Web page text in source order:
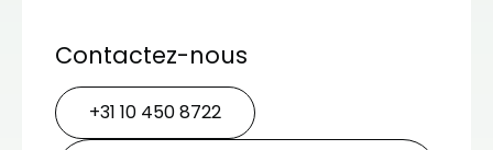
Contactez-nous
+31 10 450 8722